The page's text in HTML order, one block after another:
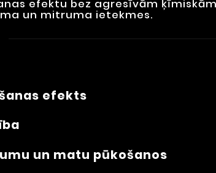
efektu bez agresīvām
un mitruma ietekmes.
efekts
un matu pūkošanos